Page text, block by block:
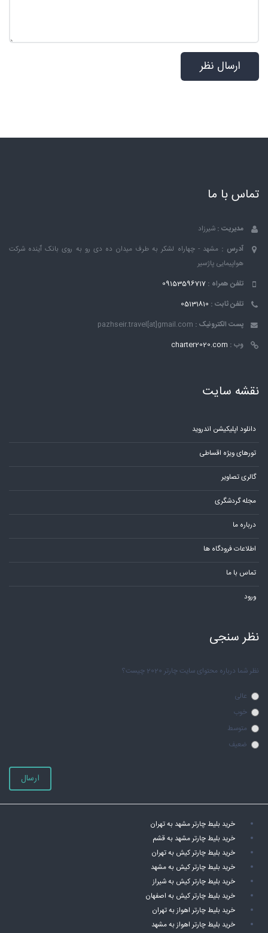
تماس با ما
مدیریت : شیرزاد
آدرس : مشهد - چهاراه لشکر به طرف میدان ده دی رو به روی بانک ٱینده شرکت
هواپیمایی پاژسیر
تلفن همراه : 09153596717
تلفن ثابت : 05131810
پست الکترونیک : pazhseir.travel[at]gmail.com
وب : charter2020.com
نقشه سایت
دانلود اپلیکیشن اندروید
تورهای ویژه اقساطی
گالری تصاویر
مجله گردشگری
درباره ما
اطلاعات فرودگاه ها
تماس با ما
ورود
نظر سنجی
نظر شما درباره محتوای سایت چارتر 2020 چیست؟
عالی
خوب
متوسط
ضعیف
ارسال
خرید بلیط چارتر مشهد به تهران
خرید بلیط چارتر مشهد به قشم
خرید بلیط چارتر کیش به تهران
خرید بلیط چارتر کیش به مشهد
خرید بلیط چارتر کیش به شیراز
خرید بلیط چارتر کیش به اصفهان
خرید بلیط چارتر اهواز به تهران
خرید بلیط چارتر اهواز به مشهد